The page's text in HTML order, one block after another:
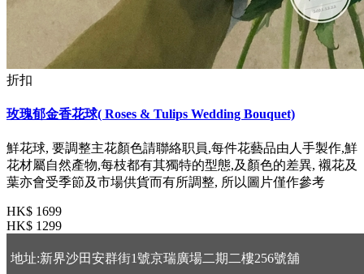
折扣
玫瑰郁金香花球( Roses & Tulips Wedding Bouquet)
鮮花球, 要調整主花顏色請聯絡职員,每件花藝品由人手製作,鮮
花材屬自然產物,每枝都有其獨特的型態,及顏色的差異, 襯花及
葉亦會受季節及市場供貨而有所調整, 所以圖片僅作參考
HK$ 1699
HK$ 1299
地址:新界沙田安群街1號京瑞廣場二期二樓256號舖